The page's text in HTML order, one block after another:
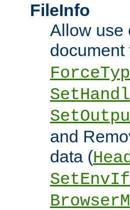
FileInfo
Allow use
document
and
data (
SetEnvIf